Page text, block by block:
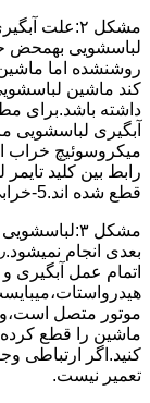
مشکل ۲:علت
لباسشویی بهمحض
روشنشده اﻣﺎ
کند ماشین
داشته باشد.برای
راﺑﻂ ﺑﯿﻦ ﮐﻠﯿﺪ
ﻗﻄﻊ ﺷﺪه اند.5-خرابی شیر ورودی آب
مشکل
اﺗﻤﺎم عمل آﺑﮕﯿﺮی
ﻣﻮﺗﻮر ﻣﺘﺼﻞ
ﻣﺎﺷﯿﻦ را ﻗﻄﻊ کرده
کنید.اﮔﺮ ارﺗﺒﺎطی
ﺗﻌﻤﯿﺮ نیست.